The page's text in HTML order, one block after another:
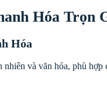
Hóa Trọn
Hóa
và văn hóa, phù